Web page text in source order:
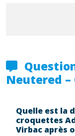
Neutered –
Quelle est la
croquettes
Virbac après